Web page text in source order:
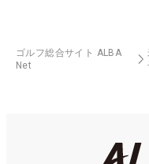
ゴルフ総合サイト ALBA
Net